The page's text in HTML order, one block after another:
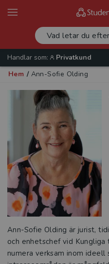
Handlar som:
Privatkund
Hem / Ann-Sofie Olding
Ann-Sofie Olding är jurist,
och enhetschef vid Kungliga
numera verksam inom ideell